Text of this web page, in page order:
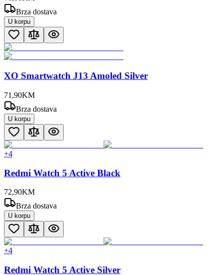
Brza dostava
U korpu
XO Smartwatch J13 Amoled Silver
71 ,90KM
Brza dostava
U korpu
+4
Redmi Watch 5 Active Black
72,90KM
Brza dostava
U korpu
+4
Redmi Watch 5 Active Silver